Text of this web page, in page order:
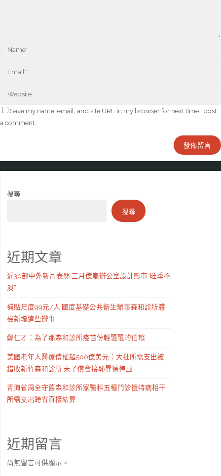
Save my name, email, and site URL in my browser for next time I post
a comment.
搜尋
搜尋
近期文章
近30部中外新片表態 三月億嵐辦公室設計影市“旺季不
淡”
補貼尺度99元/人 國度基礎公共衛生辦事森和診所體
檢新增這些辦事
鄭仁才：為了那森和診所疫苗份輕飄飄的信賴
美國老年人醫療債權超500億美元：大批所需支出被
錯收新竹森和診所 未了償會接恥辱德律風
青海省周全守舊森和診所家醫科五種門診慢特病相干
所需支出跨省直接結算
近期留言
尚無留言可供顯示。